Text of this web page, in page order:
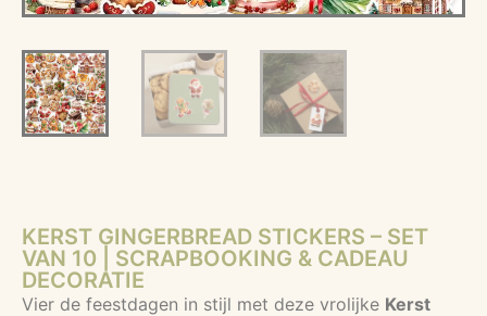
KERST GINGERBREAD STICKERS – SET
VAN 10 | SCRAPBOOKING & CADEAU
DECORATIE
Vier de feestdagen in stijl met deze vrolijke Kerst